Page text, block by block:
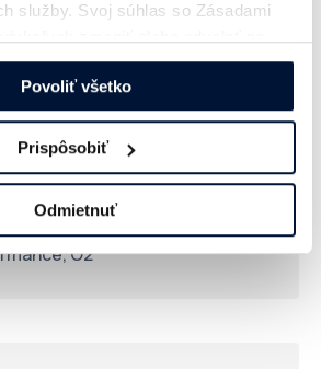
služby. Svoj súhlas so Zásadami
Povoliť všetko
Prispôsobiť
Odmietnuť
Krištofová
Director, Dentsu
Slovakia
O2